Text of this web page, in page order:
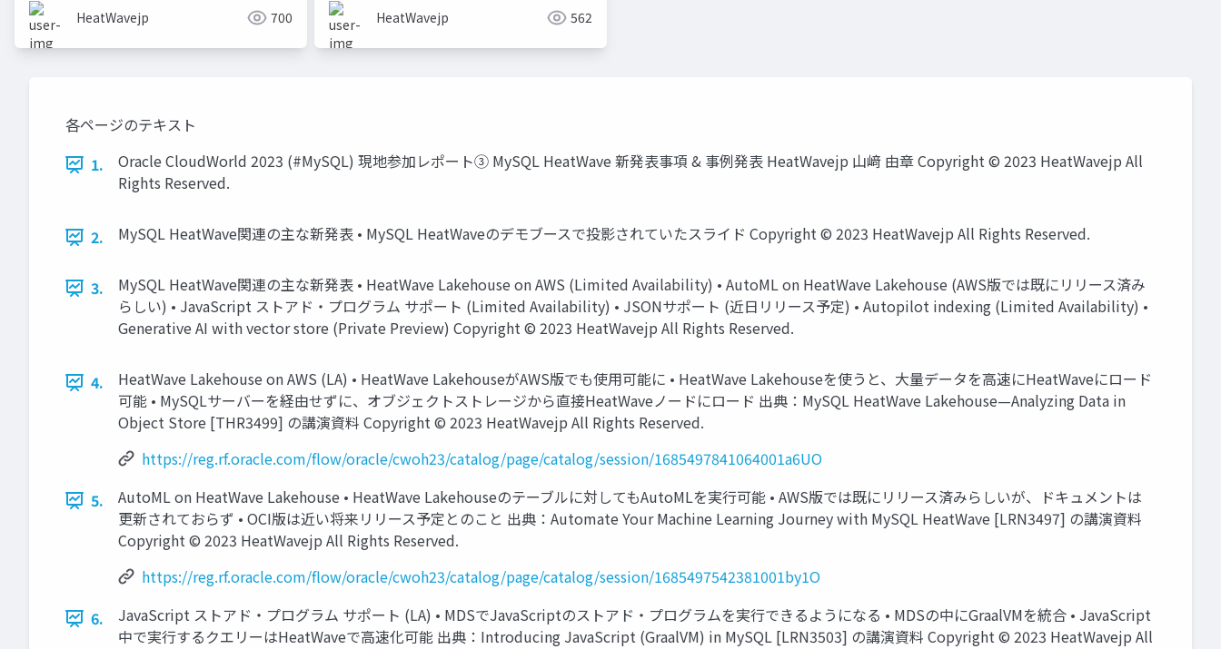
HeatWavejp 700 HeatWavejp 562
各ページのテキスト
1.
Oracle CloudWorld 2023 (#MySQL) 現地参加レポート③ MySQL HeatWave 新発表事項 & 事例発表 HeatWavejp 山﨑 由章 Copyright © 2023 HeatWavejp All
Rights Reserved.
2. MySQL HeatWave関連の主な新発表 • MySQL HeatWaveのデモブースで投影されていたスライド Copyright © 2023 HeatWavejp All Rights Reserved.
3.
MySQL HeatWave関連の主な新発表 • HeatWave Lakehouse on AWS (Limited Availability) • AutoML on HeatWave Lakehouse (AWS版では既にリリース済み
らしい) • JavaScript ストアド・プログラム サポート (Limited Availability) • JSONサポート (近日リリース予定) • Autopilot indexing (Limited Availability) •
Generative AI with vector store (Private Preview) Copyright © 2023 HeatWavejp All Rights Reserved.
4.
HeatWave Lakehouse on AWS (LA) • HeatWave LakehouseがAWS版でも使用可能に • HeatWave Lakehouseを使うと、大量データを高速にHeatWaveにロード
可能 • MySQLサーバーを経由せずに、オブジェクトストレージから直接HeatWaveノードにロード 出典：MySQL HeatWave Lakehouse—Analyzing Data in
Object Store [THR3499] の講演資料 Copyright © 2023 HeatWavejp All Rights Reserved.
https://reg.rf.oracle.com/flow/oracle/cwoh23/catalog/page/catalog/session/1685497841064001a6UO
5.
AutoML on HeatWave Lakehouse • HeatWave Lakehouseのテーブルに対してもAutoMLを実行可能 • AWS版では既にリリース済みらしいが、ドキュメントは
更新されておらず • OCI版は近い将来リリース予定とのこと 出典：Automate Your Machine Learning Journey with MySQL HeatWave [LRN3497] の講演資料
Copyright © 2023 HeatWavejp All Rights Reserved.
https://reg.rf.oracle.com/flow/oracle/cwoh23/catalog/page/catalog/session/1685497542381001by1O
6.
JavaScript ストアド・プログラム サポート (LA) • MDSでJavaScriptのストアド・プログラムを実行できるようになる • MDSの中にGraalVMを統合 • JavaScript
中で実行するクエリーはHeatWaveで高速化可能 出典：Introducing JavaScript (GraalVM) in MySQL [LRN3503] の講演資料 Copyright © 2023 HeatWavejp All